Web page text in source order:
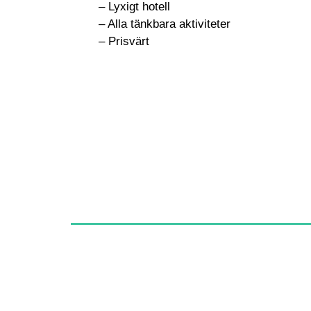
– Lyxigt hotell
– Alla tänkbara aktiviteter
– Prisvärt